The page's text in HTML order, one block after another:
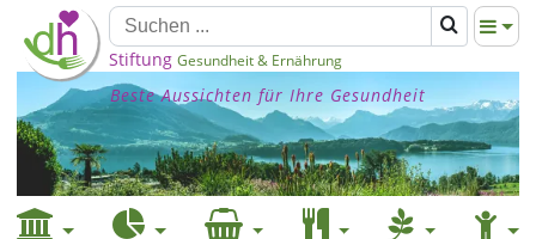
Stiftung Gesundheit & Ernährung
Beste Aussichten für Ihre Gesundheit